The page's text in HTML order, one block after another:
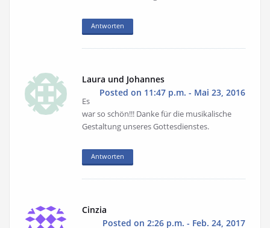
Antworten
Laura und Johannes
Posted on 11:47 p.m. - Mai 23, 2016
Es
war so schön!!! Danke für die musikalische
Gestaltung unseres Gottesdienstes.
Antworten
Cinzia
Posted on 2:26 p.m. - Feb. 24, 2017